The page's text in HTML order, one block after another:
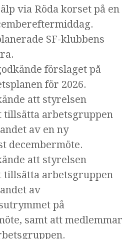
via Röda korset på en
SF-klubbens
förslaget på
för 2026.
att styrelsen
tillsätta arbetsgruppen
av en ny
decembermöte.
att styrelsen
tillsätta arbetsgruppen
av
på
samt att medlemmar